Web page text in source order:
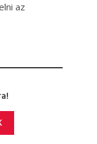
az